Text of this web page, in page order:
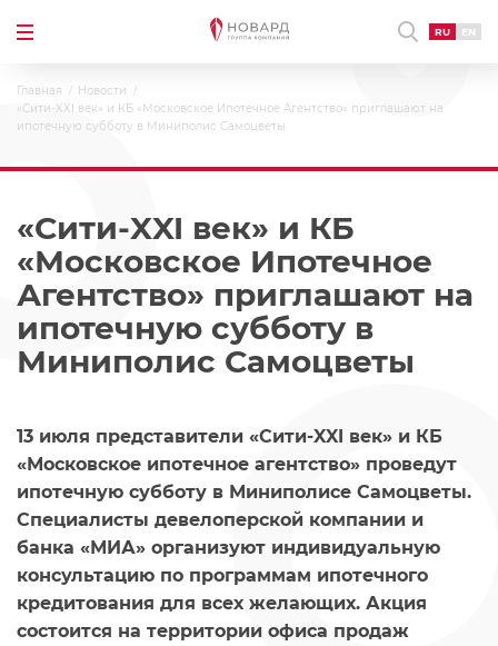
RU EN
Главная
Новости
«Сити-XXI век» и КБ «Московское Ипотечное Агентство» приглашают на
ипотечную субботу в Миниполис Самоцветы
«Сити-XXI век» и КБ
«Московское Ипотечное
Агентство» приглашают на
ипотечную субботу в
Миниполис Самоцветы
13 июля представители «Сити-XXI век» и КБ
«Московское ипотечное агентство» проведут
ипотечную субботу в Миниполисе Самоцветы.
Специалисты девелоперской компании и
банка «МИА» организуют индивидуальную
консультацию по программам ипотечного
кредитования для всех желающих. Акция
состоится на территории офиса продаж